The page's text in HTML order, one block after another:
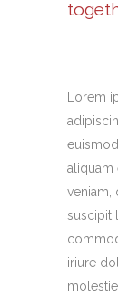
Lorem
aliquam
veniam,
suscipit
iriure